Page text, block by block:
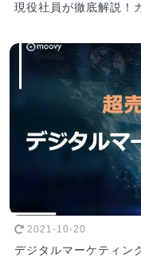
現役社員が徹底解説！
2021-10-20
デジタルマーケティン